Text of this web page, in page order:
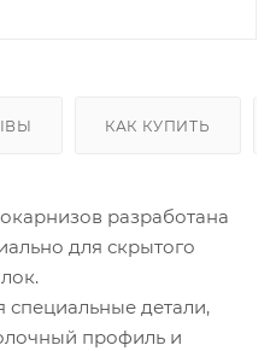
КАК КУПИТЬ
разработана
для скрытого
специальные детали,
профиль и